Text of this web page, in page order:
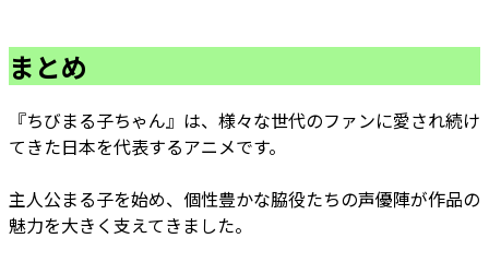
まとめ
『ちびまる子ちゃん』は、様々な世代のファンに愛され続け
てきた日本を代表するアニメです。
主人公まる子を始め、個性豊かな脇役たちの声優陣が作品の
魅力を大きく支えてきました。